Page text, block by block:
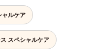
不足など*3 お手入れのファ
ステップのこと*4 細胞間脂
似した構造*5 保湿成分
ャルケア
スペシャルケア